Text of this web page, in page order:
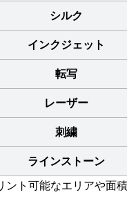
シルク
インクジェット
転写
レーザー
刺繍
ラインストーン
ント可能なエリアや面